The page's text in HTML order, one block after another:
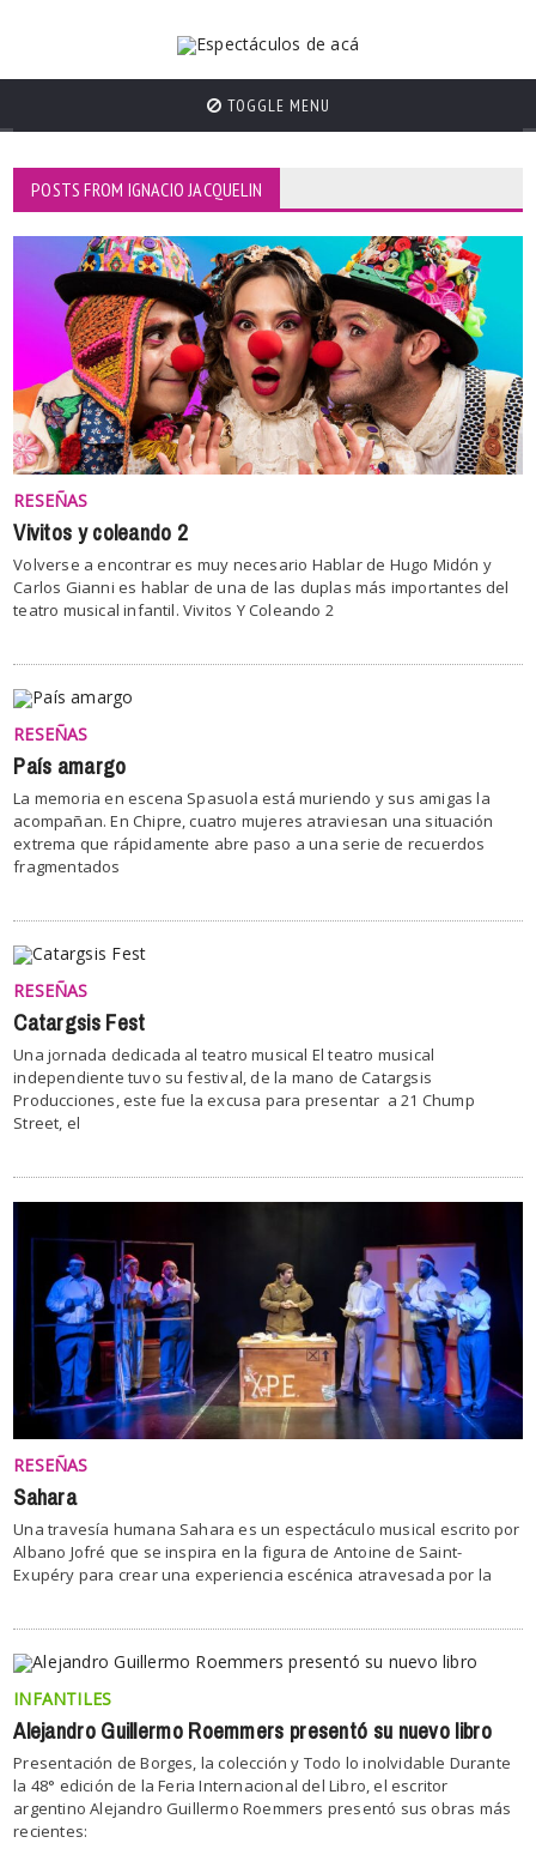
TOGGLE MENU
POSTS FROM IGNACIO JACQUELIN
RESEÑAS
Vivitos y coleando 2
Volverse a encontrar es muy necesario Hablar de Hugo Midón y
Carlos Gianni es hablar de una de las duplas más importantes del
teatro musical infantil. Vivitos Y Coleando 2
RESEÑAS
País amargo
La memoria en escena Spasuola está muriendo y sus amigas la
acompañan. En Chipre, cuatro mujeres atraviesan una situación
extrema que rápidamente abre paso a una serie de recuerdos
fragmentados
RESEÑAS
Catargsis Fest
Una jornada dedicada al teatro musical El teatro musical
independiente tuvo su festival, de la mano de Catargsis
Producciones, este fue la excusa para presentar a 21 Chump
Street, el
RESEÑAS
Sahara
Una travesía humana Sahara es un espectáculo musical escrito por
Albano Jofré que se inspira en la figura de Antoine de Saint-
Exupéry para crear una experiencia escénica atravesada por la
INFANTILES
Alejandro Guillermo Roemmers presentó su nuevo libro
Presentación de Borges, la colección y Todo lo inolvidable Durante
la 48° edición de la Feria Internacional del Libro, el escritor
argentino Alejandro Guillermo Roemmers presentó sus obras más
recientes: